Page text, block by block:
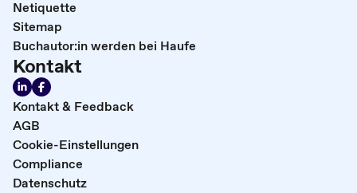
Netiquette
Sitemap
Buchautor:in werden bei Haufe
Kontakt
Kontakt & Feedback
AGB
Cookie-Einstellungen
Compliance
Datenschutz